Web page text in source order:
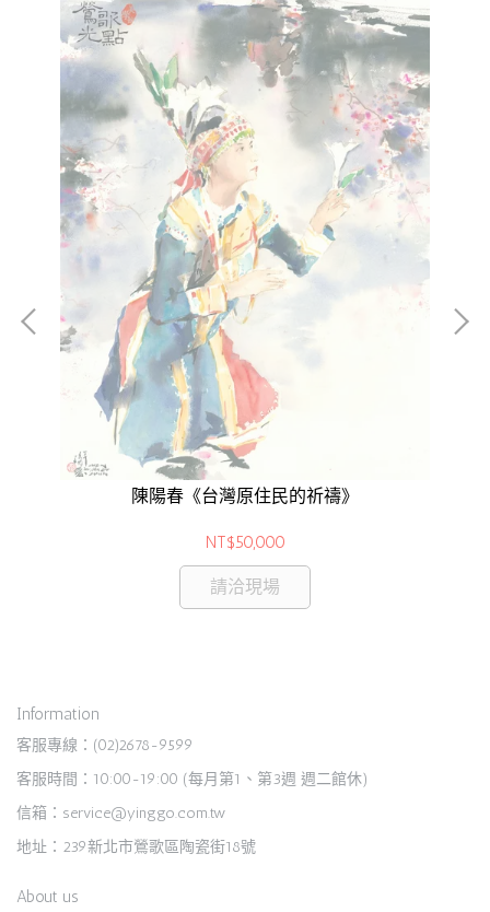
陳陽春《台灣原住民的祈禱》
NT$50,000
請洽現場
Information
客服專線：(02)2678-9599
客服時間：10:00-19:00 (每月第1、第3週 週二館休)
信箱：service@yinggo.com.tw
地址：239新北市鶯歌區陶瓷街18號
About us